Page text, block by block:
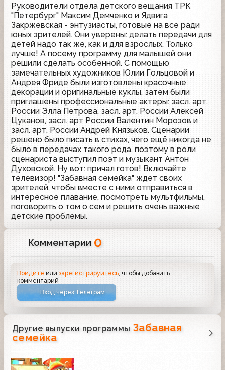
Руководители отдела детского вещания ТРК
"Петербург" Максим Демченко и Ядвига
Закржевская - энтузиасты, готовые на все ради
юных зрителей. Они уверены: делать передачи для
детей надо так же, как и для взрослых. Только
лучше! А посему программу для малышей они
решили сделать особенной. С помощью
замечательных художников Юлии Гольцовой и
Андрея Фриде были изготовлены красочные
декорации и оригинальные куклы, затем были
приглашены профессиональные актеры: засл. арт.
России Элла Петрова, засл. арт. России Алексей
Цуканов, засл. арт России Валентин Морозов и
засл. арт. России Андрей Князьков. Сценарии
решено было писать в стихах, чего ещё никогда не
было в передачах такого рода, поэтому в роли
сценариста выступил поэт и музыкант Антон
Духовской. Ну вот: причал готов! Включайте
телевизор! "Забавная семейка" ждет своих
зрителей, чтобы вместе с ними отправиться в
интересное плавание, посмотреть мультфильмы,
поговорить о том о сем и решить очень важные
детские проблемы.
Комментарии 0
Войдите илизарегистрируйтесь , чтобы добавить
комментарий
Вход через Телеграм
Другие выпуски программы Забавная
семейка